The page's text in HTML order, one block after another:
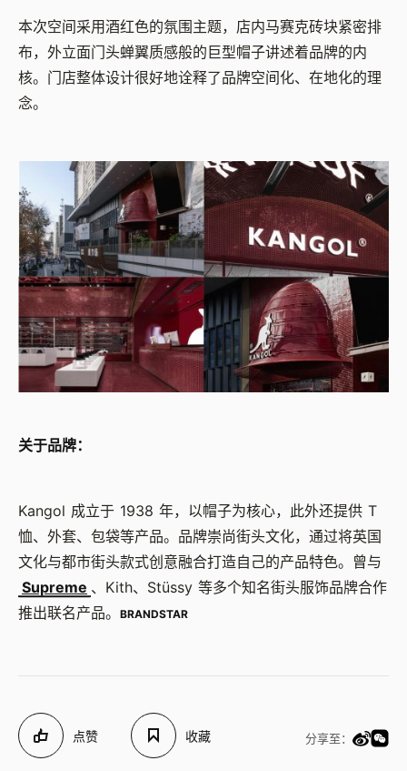
本次空间采用酒红色的氛围主题，店内马赛克砖块紧密排
布，外立面门头蝉翼质感般的巨型帽子讲述着品牌的内
核。门店整体设计很好地诠释了品牌空间化、在地化的理
念。
关于品牌：
Kangol 成立于 1938 年，以帽子为核心，此外还提供 T
恤、外套、包袋等产品。品牌崇尚街头文化，通过将英国
文化与都市街头款式创意融合打造自己的产品特色。曾与
Supreme 、Kith、Stüssy 等多个知名街头服饰品牌合作
推出联名产品。
BRANDSTAR
点赞 收藏 分享至：